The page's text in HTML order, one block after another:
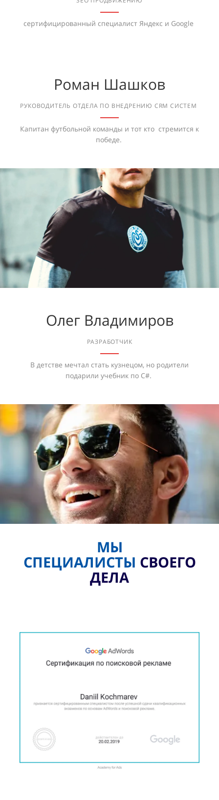
сертифицированный специалист Яндекс и Google
Роман Шашков
РУКОВОДИТЕЛЬ ОТДЕЛА ПО ВНЕДРЕНИЮ CRM СИСТЕМ
Капитан футбольной команды и тот кто стремится к
победе.
Олег Владимиров
РАЗРАБОТЧИК
В детстве мечтал стать кузнецом, но родители
подарили учебник по С#.
МЫ
СПЕЦИАЛИСТЫ СВОЕГО
ДЕЛА